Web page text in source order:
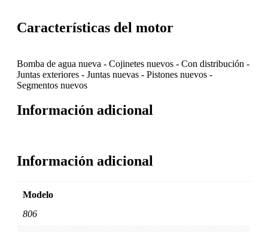
Características del motor
Bomba de agua nueva - Cojinetes nuevos - Con distribución -
Juntas exteriores - Juntas nuevas - Pistones nuevos -
Segmentos nuevos
Información adicional
Información adicional
Modelo
806